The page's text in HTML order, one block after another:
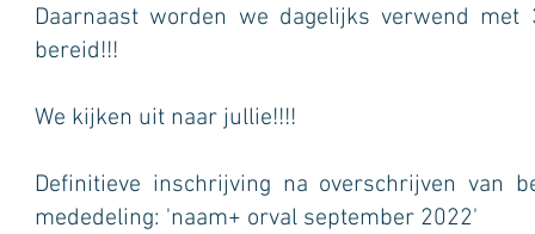
Daarnaast worden we dagelijks verwend
bereid!!!
We kijken uit naar jullie!!!!
Definitieve inschrijving na overschrijven van
mededeling: 'naam+ orval september 2022'